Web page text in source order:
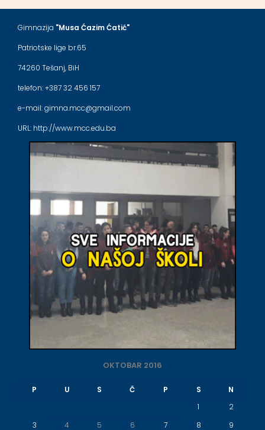
Gimnazija "Musa Ćazim Ćatić"
Patriotske lige br.65
74260 Tešanj, BiH
telefon: +387 32 456 157
e-mail: gimna.mcc@gmail.com
URL: http://www.mcc.edu.ba
OKTOBAR 2016
P U S Č P S
N
1
2
3
4 5 6 7 8 9